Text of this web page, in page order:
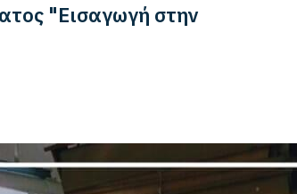
"Εισαγωγή στην